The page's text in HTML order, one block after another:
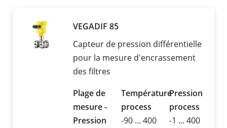
VEGADIF 85
Capteur de pression différentielle
pour la mesure d'encrassement
des filtres
Plage de
mesure -
Pression
Température
process
-90 ... 400
Pression
process
-1 ... 400